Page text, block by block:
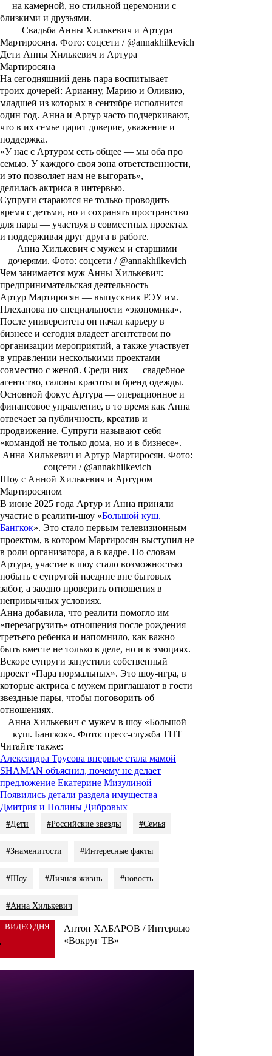
— на камерной, но стильной церемонии с
близкими и друзьями.
Свадьба Анны Хилькевич и Артура
Мартиросяна. Фото: соцсети / @annakhilkevich
Дети Анны Хилькевич и Артура
Мартиросяна
На сегодняшний день пара воспитывает
троих дочерей: Арианну, Марию и Оливию,
младшей из которых в сентябре исполнится
один год. Анна и Артур часто подчеркивают,
что в их семье царит доверие, уважение и
поддержка.
«У нас с Артуром есть общее — мы оба про
семью. У каждого своя зона ответственности,
и это позволяет нам не выгорать», —
делилась актриса в интервью.
Супруги стараются не только проводить
время с детьми, но и сохранять пространство
для пары — участвуя в совместных проектах
и поддерживая друг друга в работе.
Анна Хилькевич с мужем и старшими
дочерями. Фото: соцсети / @annakhilkevich
Чем занимается муж Анны Хилькевич:
предпринимательская деятельность
Артур Мартиросян — выпускник РЭУ им.
Плеханова по специальности «экономика».
После университета он начал карьеру в
бизнесе и сегодня владеет агентством по
организации мероприятий, а также участвует
в управлении несколькими проектами
совместно с женой. Среди них — свадебное
агентство, салоны красоты и бренд одежды.
Основной фокус Артура — операционное и
финансовое управление, в то время как Анна
отвечает за публичность, креатив и
продвижение. Супруги называют себя
«командой не только дома, но и в бизнесе».
Анна Хилькевич и Артур Мартиросян. Фото:
соцсети / @annakhilkevich
Шоу с Анной Хилькевич и Артуром
Мартиросяном
В июне 2025 года Артур и Анна приняли
участие в реалити-шоу «Большой куш.
Бангкок». Это стало первым телевизионным
проектом, в котором Мартиросян выступил не
в роли организатора, а в кадре. По словам
Артура, участие в шоу стало возможностью
побыть с супругой наедине вне бытовых
забот, а заодно проверить отношения в
непривычных условиях.
Анна добавила, что реалити помогло им
«перезагрузить» отношения после рождения
третьего ребенка и напомнило, как важно
быть вместе не только в деле, но и в эмоциях.
Вскоре супруги запустили собственный
проект «Пара нормальных». Это шоу-игра, в
которые актриса с мужем приглашают в гости
звездные пары, чтобы поговорить об
отношениях.
Анна Хилькевич с мужем в шоу «Большой
куш. Бангкок». Фото: пресс-служба ТНТ
Читайте также:
Александра Трусова впервые стала мамой
SHAMAN объяснил, почему не делает
предложение Екатерине Мизулиной
Появились детали раздела имущества
Дмитрия и Полины Дибровых
#Дети #Российские звезды #Семья
#Знаменитости #Интересные факты
#Шоу #Личная жизнь #новость
#Анна Хилькевич
ВИДЕО ДНЯ
Антон ХАБАРОВ / Интервью
«Вокруг ТВ»